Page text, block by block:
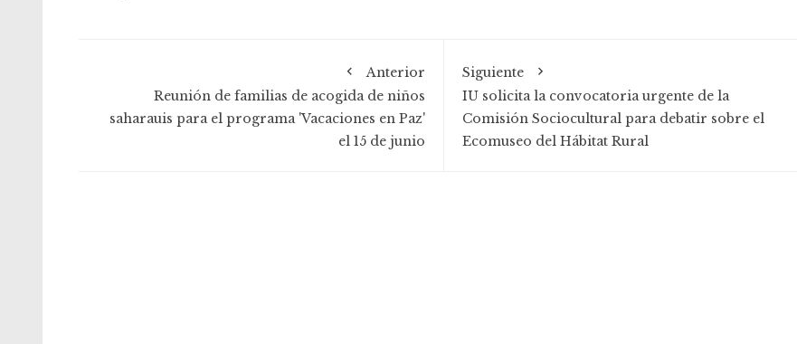
Anterior
Reunión de familias de acogida de niños
saharauis para el programa 'Vacaciones en Paz'
el 15 de junio
Siguiente
IU solicita la convocatoria urgente de la
Comisión Sociocultural para debatir sobre el
Ecomuseo del Hábitat Rural